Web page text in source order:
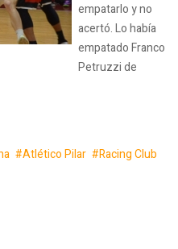
empatarlo y no
acertó. Lo había
empatado Franco
Petruzzi de
Atlético Pilar
Racing Club